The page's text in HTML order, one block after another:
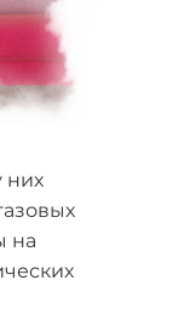
них
на